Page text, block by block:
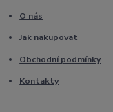
O nás
Jak nakupovat
Obchodní podmínky
Kontakty